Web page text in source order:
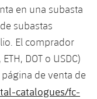
en una subasta
subastas
El comprador
DOT o USDC)
de venta de
catalogues/fc-